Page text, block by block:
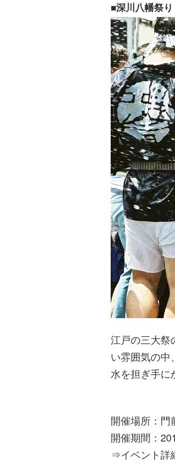
■深川八幡祭り
江戸の三大祭
い雰囲気の中
水を担ぎ手に
開催場所：門
開催期間：
⇒イベント詳